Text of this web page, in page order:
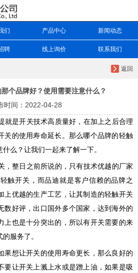
们 产品中心 新闻动态
聘 线上询价 联系我们
返回
个品牌好？使用需要注意什么？
时间：2022-04-28
就是开关技术高质量好，在加上之后合理
关的使用寿命延长。那么哪个品牌的轻触
么？让我们一起来了解一下。
整日之前所说的，只有技术优越的厂家
触开关，而品迪就是客户信赖的品牌之
上优越的生产工艺，让其制造的轻触开关
数好评，出口国外多个国家，达到海外的
上也是十分突出的，所以有开关需要的来
服务了。
果想让开关的使用寿命更长，那么良好的
要让开关上溅上水或是蹭上油，如果是吸